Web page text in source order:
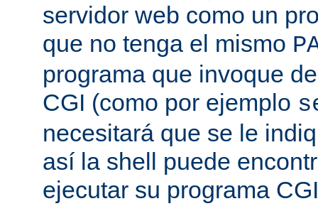
servidor web como un
que no tenga el mismo
programa que invoque
CGI (como por ejemplo
necesitará que se le
así la shell puede
ejecutar su programa